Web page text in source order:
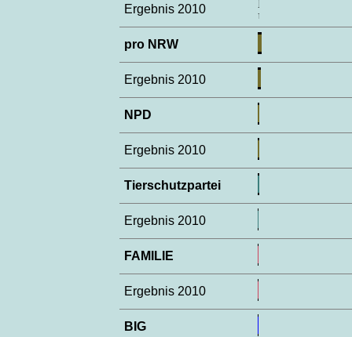
Ergebnis 2010
pro NRW
Ergebnis 2010
NPD
Ergebnis 2010
Tierschutzpartei
Ergebnis 2010
FAMILIE
Ergebnis 2010
BIG